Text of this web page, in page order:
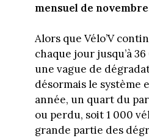
mensuel de
Alors que Vélo’V
chaque jour jusqu’à
une vague de
désormais le système
année, un quart du
ou perdu, soit 1 000
grande partie des